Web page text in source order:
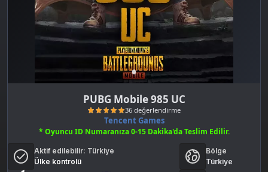
PUBG Mobile 985 UC
Tencent Games
* Oyuncu ID Numaranıza 0-15 Dakika'da Teslim Edilir.
Aktif edilebilir: Türkiye
Ülke kontrolü
Bölge
Türkiye